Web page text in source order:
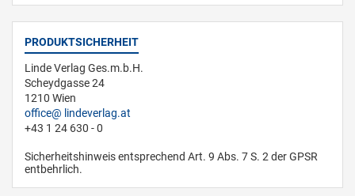
PRODUKTSICHERHEIT
Linde Verlag Ges.m.b.H.
Scheydgasse 24
1210 Wien
office
lindeverlag.at
+43 1 24 630 - 0
Sicherheitshinweis entsprechend Art. 9 Abs. 7 S. 2 der GPSR
entbehrlich.